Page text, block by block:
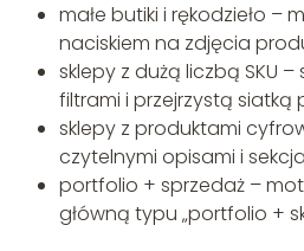
małe butiki i rękodzieło –
naciskiem na zdjęcia
sklepy z dużą liczbą SKU
filtrami i przejrzystą siatką
sklepy z produktami
czytelnymi opisami i
portfolio + sprzedaż –
główną typu „portfolio +